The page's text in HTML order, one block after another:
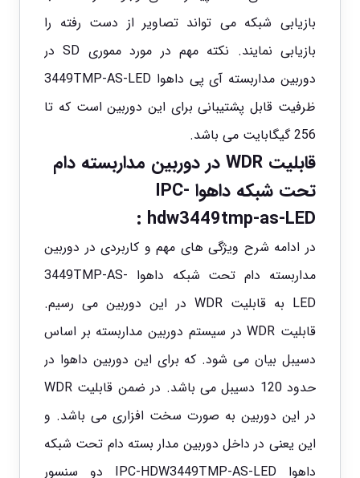
بازیابی شبکه می تواند تصاویر از دست رفته را
بازیابی نمایند. نکته مهم در مورد مموری SD در
دوربین مداربسته آی پی داهوا 3449TMP-AS-LED
ظرفیت قابل پشتیبانی برای این دوربین است که تا
256 گیگابایت می باشد.
قابلیت WDR در دوربین مداربسته دام
تحت شبکه داهوا IPC-
hdw3449tmp-as-LED
:
در ادامه شرح ویژگی های مهم و کاربردی در دوربین
مداربسته دام تحت شبکه داهوا 3449TMP-AS-
LED به قابلیت WDR در این دوربین می رسیم.
قابلیت WDR در سیستم دوربین مداربسته بر اساس
دسیبل بیان می شود. که برای این دوربین داهوا در
حدود 120 دسیبل می باشد. در ضمن قابلیت WDR
در این دوربین به صورت سخت افزاری می باشد. و
این یعنی در داخل دوربین مدار بسته دام تحت شبکه
داهوا IPC-HDW3449TMP-AS-LED دو سنسور